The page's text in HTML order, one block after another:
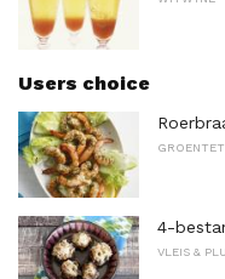
Users choice
4-
VLEIS &